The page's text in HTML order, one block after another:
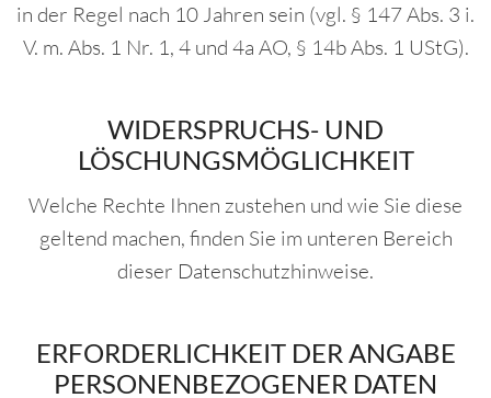
in der Regel nach 10 Jahren sein (vgl. § 147 Abs. 3 i.
V. m. Abs. 1 Nr. 1, 4 und 4a AO, § 14b Abs. 1 UStG).
WIDERSPRUCHS- UND
LÖSCHUNGSMÖGLICHKEIT
Welche Rechte Ihnen zustehen und wie Sie diese
geltend machen, finden Sie im unteren Bereich
dieser Datenschutzhinweise.
ERFORDERLICHKEIT DER ANGABE
PERSONENBEZOGENER DATEN